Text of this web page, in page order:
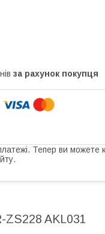
за рахунок покупця
Тепер ви можете
ZS228 AKL031